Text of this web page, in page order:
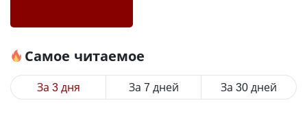
Самое читаемое
За 3 дня За 7 дней За 30 дней